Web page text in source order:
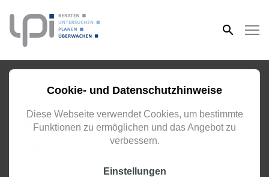
Cookie- und Datenschutzhinweise
Diese Webseite verwendet Cookies, um bestimmte
Funktionen zu ermöglichen und das Angebot zu
verbessern.
Einstellungen
UMGESETZT
Fördermittelberatung BAFA &